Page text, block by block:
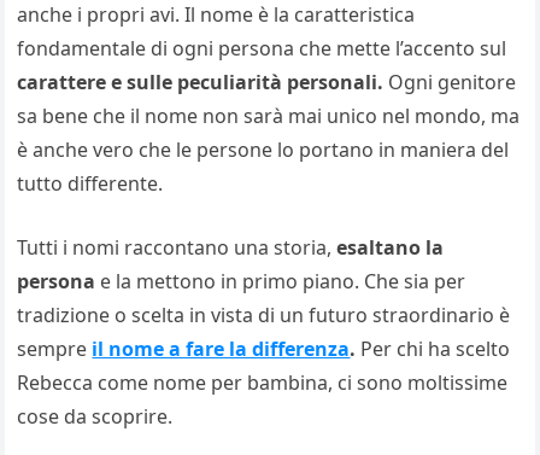
anche i propri avi. Il nome è la caratteristica
fondamentale di ogni persona che mette l’accento sul
carattere e sulle peculiarità personali. Ogni genitore
sa bene che il nome non sarà mai unico nel mondo, ma
è anche vero che le persone lo portano in maniera del
tutto differente.
Tutti i nomi raccontano una storia,esaltano la
persona e la mettono in primo piano. Che sia per
tradizione o scelta in vista di un futuro straordinario è
sempre il nome a fare la differenza. Per chi ha scelto
Rebecca come nome per bambina, ci sono moltissime
cose da scoprire.